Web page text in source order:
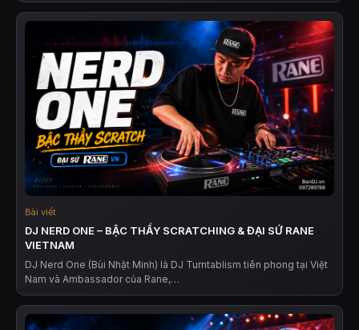
Bài viết
DJ NERD ONE – BẬC THẦY SCRATCHING & ĐẠI SỨ RANE
VIETNAM
DJ Nerd One (Bùi Nhật Minh) là DJ Turntablism tiên phong tại Việt
Nam và Ambassador của Rane,…